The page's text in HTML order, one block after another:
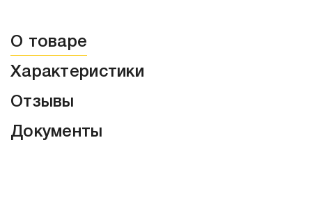
О товаре
Характеристики
Отзывы
Документы